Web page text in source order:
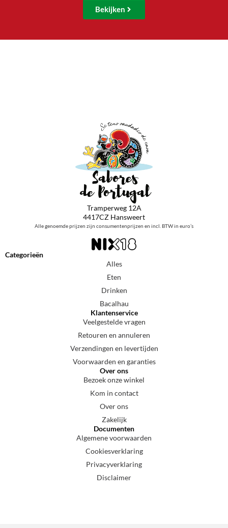
Bekijken
Tramperweg 12A
4417CZ Hansweert
Alle genoemde prijzen zijn consumentenprijzen en incl. BTW in euro’s
Categorieën
Alles
Eten
Drinken
Bacalhau
Klantenservice
Veelgestelde vragen
Retouren en annuleren
Verzendingen en levertijden
Voorwaarden en garanties
Over ons
Bezoek onze winkel
Kom in contact
Over ons
Zakelijk
Documenten
Algemene voorwaarden
Cookiesverklaring
Privacyverklaring
Disclaimer